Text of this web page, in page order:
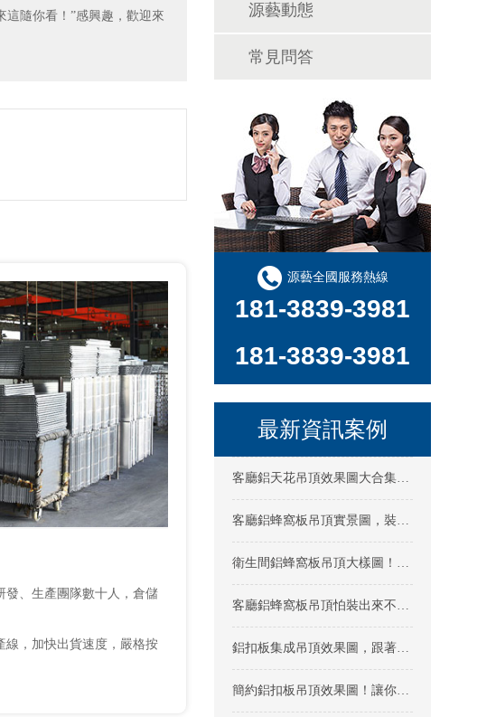
這隨你看！”感興趣，歡迎來
發、生產團隊數十人，倉儲
線，加快出貨速度，嚴格按
源藝動態
常見問答
源藝全國服務熱線
181-3839-3981
181-3839-3981
最新資訊案例
客廳鋁天花吊頂效果圖大合集，多種風格不同材料供你挑選！
客廳鋁蜂窩板吊頂實景圖，裝的好不好看一目了然！
衛生間鋁蜂窩板吊頂大樣圖！快來看看新式材料效果怎么樣
客廳鋁蜂窩板吊頂怕裝出來不好看？效果圖實拍圖來這隨你看！
鋁扣板集成吊頂效果圖，跟著這樣裝肯定不會錯！
簡約鋁扣板吊頂效果圖！讓你一次看個夠